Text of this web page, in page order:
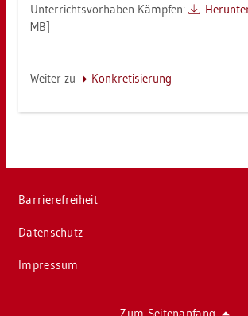
Un­ter­richts­vor­ha­ben Kämp­fen:
MB]
Wei­ter zu Kon­kre­ti­sie­rung
Bar­rie­re­frei­heit
Da­ten­schutz
Im­pres­sum
Zum Sei­ten­an­fang